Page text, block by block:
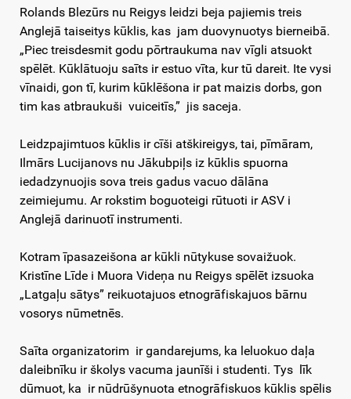
Rolands Blezūrs nu Reigys leidzi beja pajiemis treis
Anglejā taiseitys kūklis, kas jam duovynuotys bierneibā.
„Piec treisdesmit godu pōrtraukuma nav vīgli atsuokt
spēlēt. Kūklātuoju saīts ir estuo vīta, kur tū dareit. Ite vysi
vīnaidi, gon tī, kurim kūklēšona ir pat maizis dorbs, gon
tim kas atbraukuši vuiceitīs,” jis saceja.
Leidzpajimtuos kūklis ir cīši atškireigys, tai, pīmāram,
Ilmārs Lucijanovs nu Jākubpiļs iz kūklis spuorna
iedadzynuojis sova treis gadus vacuo dālāna
zeimiejumu. Ar rokstim boguoteigi rūtuoti ir ASV i
Anglejā darinuotī instrumenti.
Kotram īpasazeišona ar kūkli nūtykuse sovaižuok.
Kristīne Līde i Muora Videņa nu Reigys spēlēt izsuoka
„Latgaļu sātys” reikuotajuos etnogrāfiskajuos bārnu
vosorys nūmetnēs.
Saīta organizatorim ir gandarejums, ka leluokuo daļa
daleibnīku ir školys vacuma jaunīši i studenti. Tys līk
dūmuot, ka ir nūdrūšynuota etnogrāfiskuos kūklis spēlis